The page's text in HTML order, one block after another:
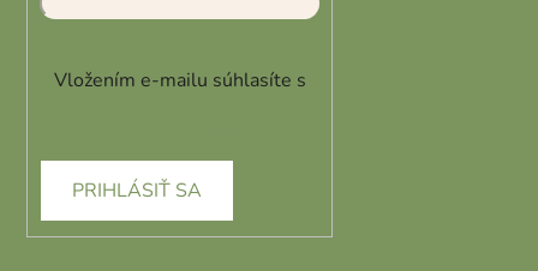
Vložením e-mailu súhlasíte s
PRIHLÁSIŤ SA